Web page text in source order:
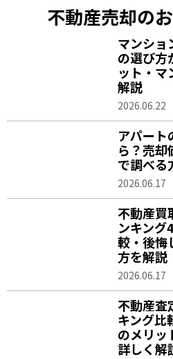
不動産売却の
マンショ
の選び方
ット・マ
解説
2026.06.22
アパート
ら？売却
で調べる
2026.06.17
不動産買
ンキング
較・後悔
方を解説
2026.06.17
不動産査
キング比
のメリッ
詳しく解